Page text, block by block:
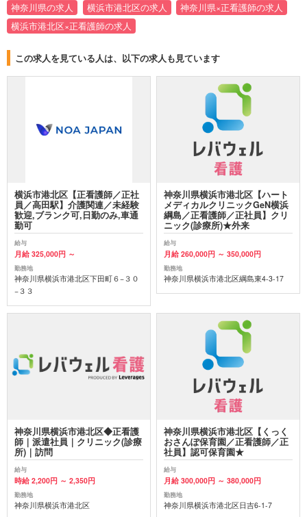
神奈川県の求人 横浜市港北区の求人
神奈川県×正看護師の求人
横浜市港北区×正看護師の求人
この求人を見ている人は、以下の求人も見ています
横浜市港北区【正看護師／正社
員／高田駅】介護関連／未経験
歓迎,ブランク可,日勤のみ,車通
勤可
給与
月給 325,000円 ～
勤務地
神奈川県横浜市港北区下田町６−３０
−３３
神奈川県横浜市港北区【ハート
メディカルクリニックGeN横浜
綱島／正看護師／正社員】クリ
ニック(診療所)★外来
給与
月給 260,000円 ～ 350,000円
勤務地
神奈川県横浜市港北区綱島東4-3-17
神奈川県横浜市港北区◆正看護
師｜派遣社員｜クリニック(診療
所)｜訪問
給与
時給 2,200円 ～ 2,350円
勤務地
神奈川県横浜市港北区
神奈川県横浜市港北区【くっく
おさんぽ保育園／正看護師／正
社員】認可保育園★
給与
月給 300,000円 ～ 380,000円
勤務地
神奈川県横浜市港北区日吉6-1-7